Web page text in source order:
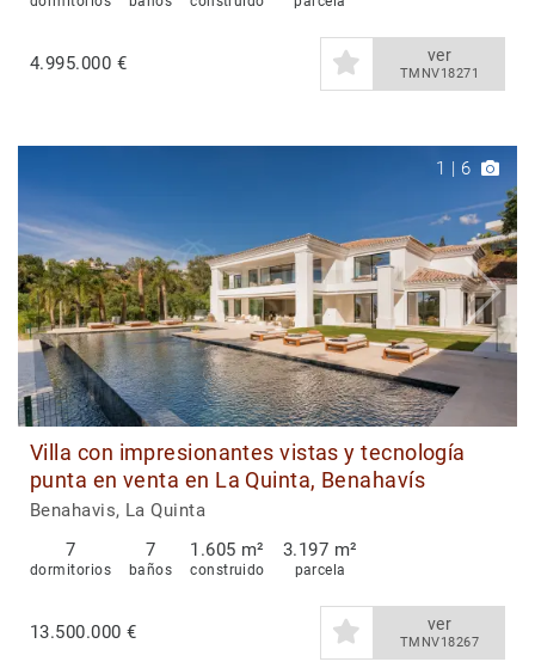
4.995.000 € ver
TMNV18271
1 | 6
Villa con impresionantes vistas y tecnología
punta en venta en La Quinta, Benahavís
Benahavis, La Quinta
7
dormitorios
7
baños
1.605 m²
construido
3.197 m²
parcela
13.500.000 € ver
TMNV18267